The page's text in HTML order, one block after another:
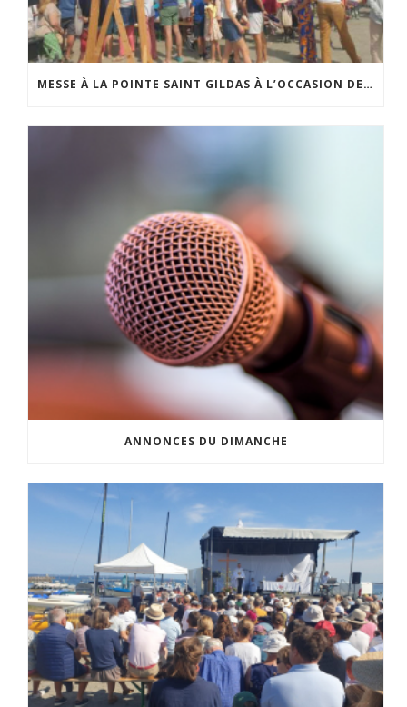
MESSE À LA POINTE SAINT GILDAS À L’OCCASION DE LA FÊTE DE LA MER
ANNONCES DU DIMANCHE